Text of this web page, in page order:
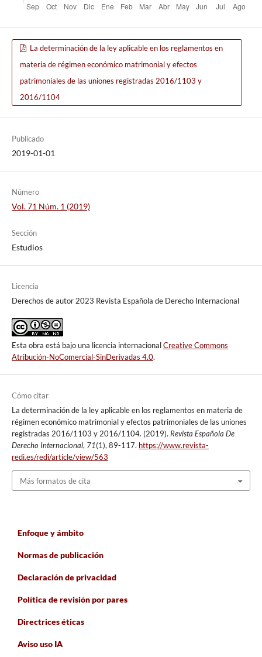
La determinación de la ley aplicable en los reglamentos en
materia de régimen económico matrimonial y efectos
patrimoniales de las uniones registradas 2016/1103 y
2016/1104
Publicado
2019-01-01
Número
Vol. 71 Núm. 1 (2019)
Sección
Estudios
Licencia
Derechos de autor 2023 Revista Española de Derecho Internacional
Esta obra está bajo una licencia internacionalCreative Commons
Atribución-NoComercial-SinDerivadas 4.0.
Cómo citar
La determinación de la ley aplicable en los reglamentos en materia de
régimen económico matrimonial y efectos patrimoniales de las uniones
registradas 2016/1103 y 2016/1104. (2019). Revista Española De
Derecho Internacional, 71(1), 89-117. https://www.revista-
redi.es/redi/article/view/563
Más formatos de cita
Enfoque y ámbito
Normas de publicación
Declaración de privacidad
Política de revisión por pares
Directrices éticas
Aviso uso IA